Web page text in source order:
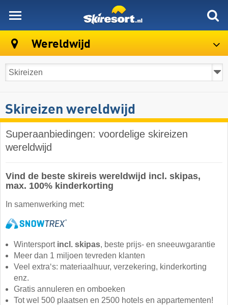
Wereldwijd
Skireizen wereldwijd
Superaanbiedingen: voordelige skireizen
wereldwijd
Vind de beste skireis wereldwijd incl. skipas,
max. 100% kinderkorting
In samenwerking met:
Wintersport incl. skipas, beste prijs- en sneeuwgarantie
Meer dan 1 miljoen tevreden klanten
Veel extra‘s: materiaalhuur, verzekering, kinderkorting
enz.
Gratis annuleren en omboeken
Tot wel 500 plaatsen en 2500 hotels en appartementen!